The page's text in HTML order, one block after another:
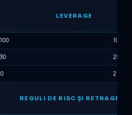
LEVERAGE
100 100
30 25
0 2
REGULI DE RISC ȘI RETRAGERE